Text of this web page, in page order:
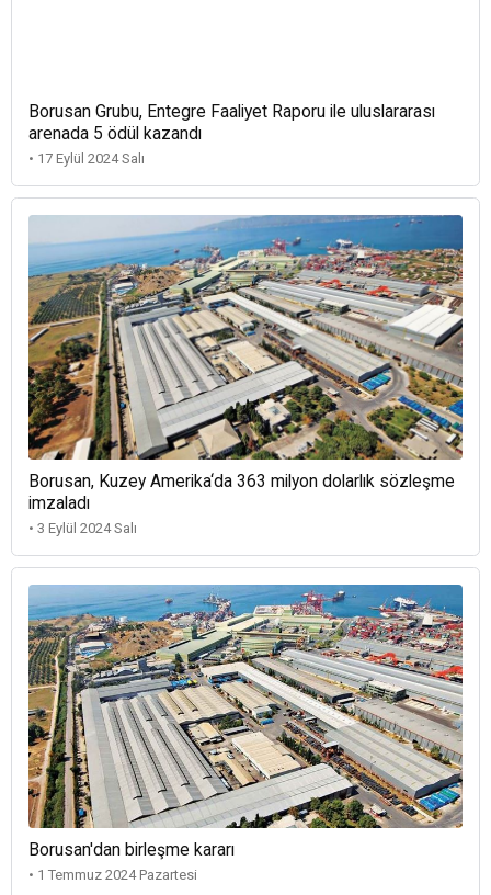
Borusan Grubu, Entegre Faaliyet Raporu ile uluslararası
arenada 5 ödül kazandı
• 17 Eylül 2024 Salı
Borusan, Kuzey Amerika‘da 363 milyon dolarlık sözleşme
imzaladı
• 3 Eylül 2024 Salı
Borusan'dan birleşme kararı
• 1 Temmuz 2024 Pazartesi